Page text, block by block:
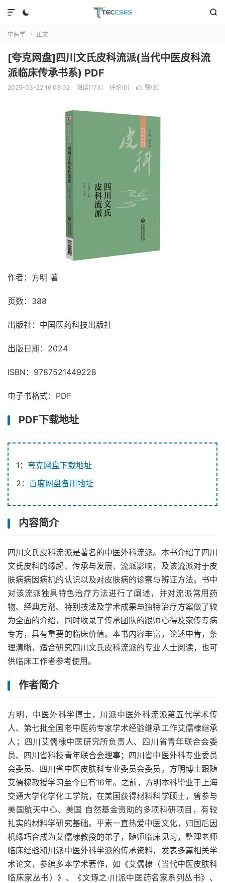
 

中医学  正文
[夸克网盘]四川文氏皮科流派(当代中医皮科流
派临床传承书系) PDF
2025-03-22 16:03:02 阅读(173) 评论(0)  赞(3)
作者：方明 著
页数：388
出版社：中国医药科技出版社
出版日期：2024
ISBN：9787521449228
电子书格式：PDF
PDF下载地址
1： 夸克网盘下载地址
2： 百度网盘备用地址
内容简介
四川文氏皮科流派是著名的中医外科流派。本书介绍了四川
文氏皮科的缘起、传承与发展、流派影响，及该流派对于皮
肤病病因病机的认识以及对皮肤病的诊察与辨证方法。书中
对该流派独具特色治疗方法进行了阐述，并对流派常用药
物、经典方剂、特别技法及学术成果与独特治疗方案做了较
为全面的介绍，同时收录了传承团队的跟师心得及家传专病
专方，具有重要的临床价值。本书内容丰富，论述中肯，条
理清晰，适合研究四川文氏皮科流派的专业人士阅读，也可
供临床工作者参考使用。
作者简介
方明，中医外科学博士，川派中医外科流派第五代学术传
人、第七批全国老中医药专家学术经验继承工作艾儒棣继承
人；四川艾儒棣中医研究所负责人、四川省青年联合会委
员、四川省科技青年联合会理事；四川省中医外科专业委员
会委员、四川省中医皮肤科专业委员会委员。方明博士跟随
艾儒棣教授学习至今已有16年。之前，方明本科毕业于上海
交通大学化学化工学院，在美国获得材料科学硕士，曾参与
美国航天中心、美国 自然基金资助的多项科研项目，有较
扎实的材料学研究基础。平素一直热爱中医文化，归国后因
机缘巧合成为艾儒棣教授的弟子，随师临床见习，整理老师
临床经验和川派中医外科学派的传承资料，发表多篇相关学
术论文，参编多本学术著作，如《艾儒棣（当代中医皮肤科
临床家丛书）》、《文琢之·川派中医药名家系列丛书》、